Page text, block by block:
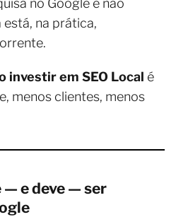
no Google e não
na prática,
investir em SEO Local é
menos clientes, menos
— e deve — ser